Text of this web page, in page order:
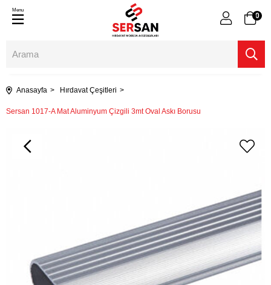
0
Menu
Anasayfa Hırdavat Çeşitleri
Sersan 1017-A Mat Aluminyum Çizgili 3mt Oval Askı Borusu